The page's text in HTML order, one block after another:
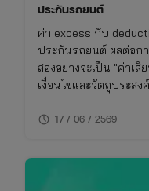
ประกันรถยนต์
ค่า excess กับ
ประกันรถยนต์ ผลต่อก
สองอย่างจะเป็น "ค่าเ
เงื่อนไขและวัตถุประส
ไม่พลาดย้อนหลัง
schedule 17 / 06 / 2569